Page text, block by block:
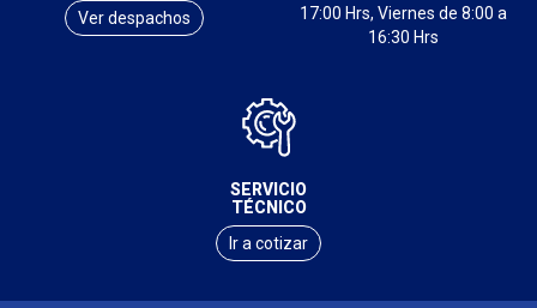
Ver despachos
17:00 Hrs, Viernes de 8:00 a
16:30 Hrs
SERVICIO
TÉCNICO
Ir a cotizar